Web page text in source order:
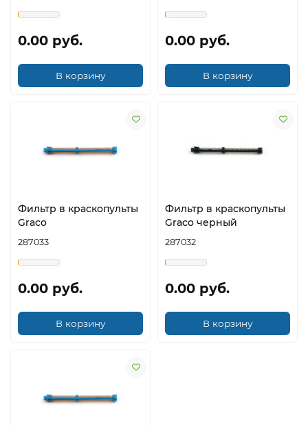
0.00 руб.
В корзину
0.00 руб.
В корзину
Фильтр в краскопульты
Graco
287033
0.00 руб.
В корзину
Фильтр в краскопульты
Graco черный
287032
0.00 руб.
В корзину